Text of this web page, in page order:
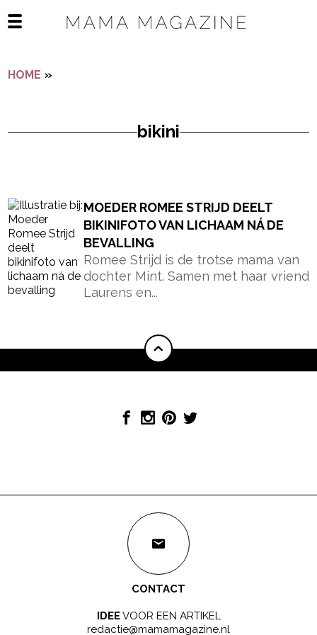
Open het mobiele menu
HOME »
bikini
MOEDER ROMEE STRIJD DEELT
BIKINIFOTO VAN LICHAAM NÁ DE
BEVALLING
Romee Strijd is de trotse mama van
dochter Mint. Samen met haar vriend
Laurens en...
CONTACT
IDEEVOOR EEN ARTIKEL
redactie@mamamagazine.nl